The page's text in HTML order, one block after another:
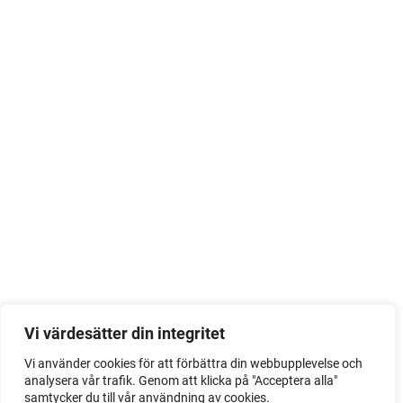
Vi värdesätter din integritet
Vi använder cookies för att förbättra din webbupplevelse och
analysera vår trafik. Genom att klicka på "Acceptera alla"
samtycker du till vår användning av cookies.